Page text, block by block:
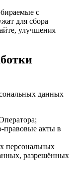
с
для сбора
улучшения
данных
правовые акты в
персональных
разрешённых